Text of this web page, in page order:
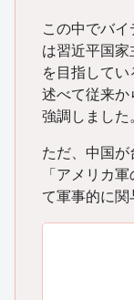
この中でバ
は習近平国
を目指して
述べて従来か
強調しました
ただ、中国が
「アメリカ
て軍事的に関